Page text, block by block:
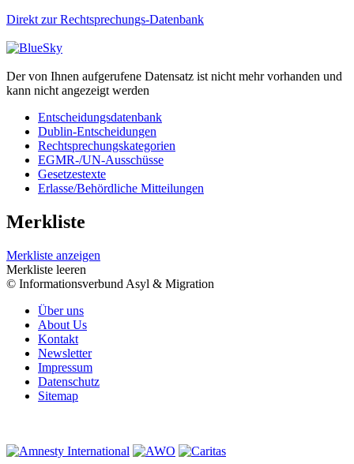
Direkt zur Rechtsprechungs-Datenbank
Der von Ihnen aufgerufene Datensatz ist nicht mehr vorhanden und
kann nicht angezeigt werden
Entscheidungsdatenbank
Dublin-Entscheidungen
Rechtsprechungskategorien
EGMR-/UN-Ausschüsse
Gesetzestexte
Erlasse/Behördliche Mitteilungen
Merkliste
Merkliste anzeigen
Merkliste leeren
© Informationsverbund Asyl & Migration
Über uns
About Us
Kontakt
Newsletter
Impressum
Datenschutz
Sitemap